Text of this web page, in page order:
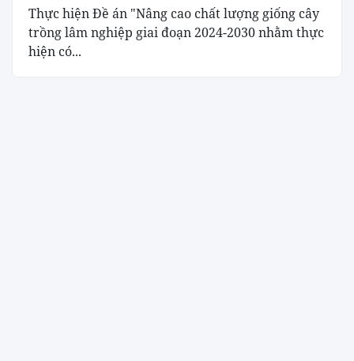
Thực hiện Đề án "Nâng cao chất lượng giống cây
trồng lâm nghiệp giai đoạn 2024-2030 nhằm thực
hiện có...